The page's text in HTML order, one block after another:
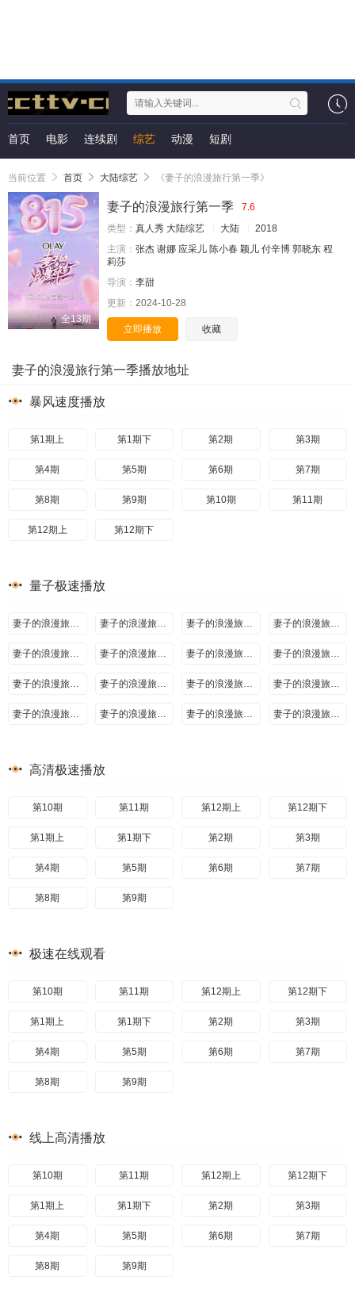
首页 电影 连续剧 综艺 动漫 短剧
当前位置 首页 大陆综艺 《妻子的浪漫旅行第一季》
全13期
妻子的浪漫旅行第一季
7.6
类型： 真人秀 大陆综艺 大陆
2018
主演： 张杰 谢娜 应采儿 陈小春 颖儿 付辛博 郭晓东 程
莉莎
导演： 李甜
更新： 2024-10-28
立即播放 收藏
妻子的浪漫旅行第一季播放地址
暴风速度播放
第1期上 第1期下 第2期 第3期
第4期 第5期 第6期 第7期
第8期 第9期 第10期 第11期
第12期上 第12期下
量子极速播放
妻子的浪漫旅行第一季20180815期-先导片 妻子的浪漫旅行第一季20180822期（上） 妻子的浪漫旅行第一季20180822期（下） 妻子的浪漫旅行第一季20180829期
妻子的浪漫旅行第一季20180905期 妻子的浪漫旅行第一季20180912期. 妻子的浪漫旅行第一季20180919期. 妻子的浪漫旅行第一季20180926期.
妻子的浪漫旅行第一季20181003期. 妻子的浪漫旅行第一季20181010期 妻子的浪漫旅行第一季20181017期 妻子的浪漫旅行第一季20181024期.
妻子的浪漫旅行第一季20181031期 妻子的浪漫旅行第一季20181107期 妻子的浪漫旅行第一季20181114期 妻子的浪漫旅行第一季番外篇
高清极速播放
第10期 第11期 第12期上 第12期下
第1期上 第1期下 第2期 第3期
第4期 第5期 第6期 第7期
第8期 第9期
极速在线观看
第10期 第11期 第12期上 第12期下
第1期上 第1期下 第2期 第3期
第4期 第5期 第6期 第7期
第8期 第9期
线上高清播放
第10期 第11期 第12期上 第12期下
第1期上 第1期下 第2期 第3期
第4期 第5期 第6期 第7期
第8期 第9期